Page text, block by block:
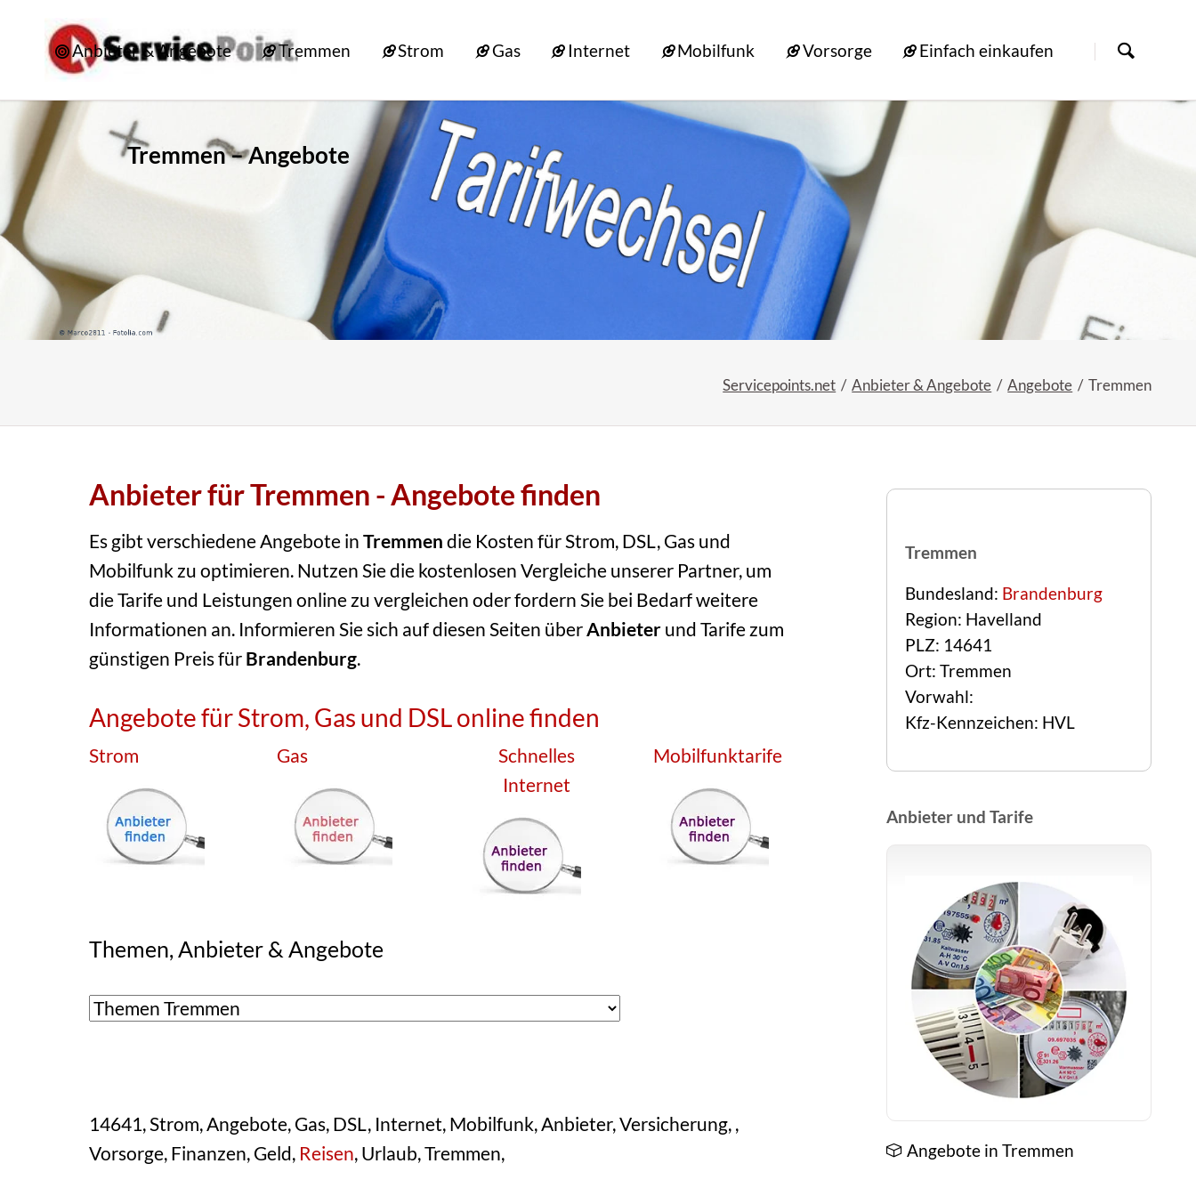
Anbieter & Angebote Tremmen Strom Gas Internet Mobilfunk Vorsorge Einfach einkaufen
Tremmen – Angebote
Servicepoints.net Anbieter & Angebote Angebote Tremmen
Anbieter für Tremmen - Angebote finden
Es gibt verschiedene Angebote inTremmendie Kosten für Strom, DSL, Gas und
Mobilfunk zu optimieren. Nutzen Sie die kostenlosen Vergleiche unserer Partner, um
die Tarife und Leistungen online zu vergleichen oder fordern Sie bei Bedarf weitere
Informationen an. Informieren Sie sich auf diesen Seiten überAnbieterund Tarife zum
günstigen Preis fürBrandenburg.
Angebote für Strom, Gas und DSL online finden
Strom Gas
Schnelles
Internet
Mobilfunktarife
Themen, Anbieter & Angebote
14641, Strom, Angebote, Gas, DSL, Internet, Mobilfunk, Anbieter, Versicherung, ,
Vorsorge, Finanzen, Geld, Reisen, Urlaub, Tremmen,
Tremmen
Bundesland: Brandenburg
Region: Havelland
PLZ: 14641
Ort: Tremmen
Vorwahl:
Kfz-Kennzeichen: HVL
Anbieter und Tarife
Angebote in Tremmen